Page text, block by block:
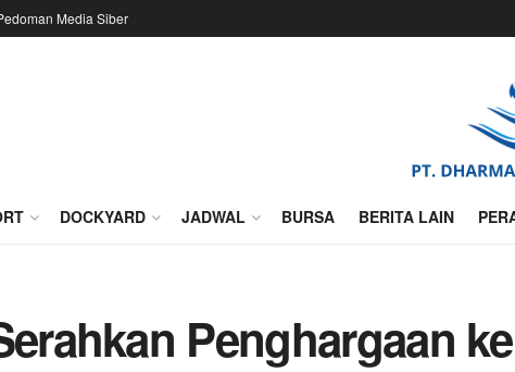
Media Siber
DOCKYARD JADWAL BURSA BERITA LAIN
Penghargaan